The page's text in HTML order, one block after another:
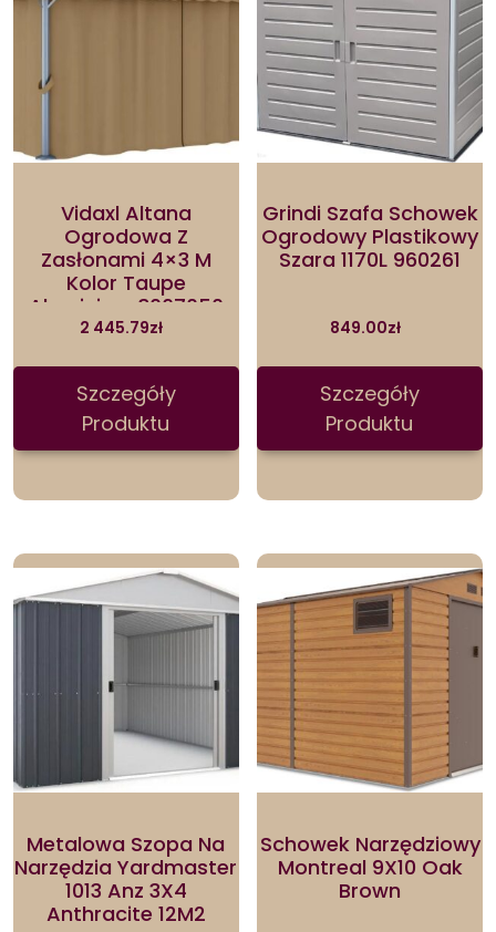
Vidaxl Altana
Ogrodowa Z
Zasłonami 4×3 M
Kolor Taupe
Aluminium 3067050
2 445.79zł
Szczegóły
Produktu
Grindi Szafa Schowek
Ogrodowy Plastikowy
Szara 1170L 960261
849.00zł
Szczegóły
Produktu
Metalowa Szopa Na
Narzędzia Yardmaster
1013 Anz 3X4
Anthracite 12M2
Schowek Narzędziowy
Montreal 9X10 Oak
Brown